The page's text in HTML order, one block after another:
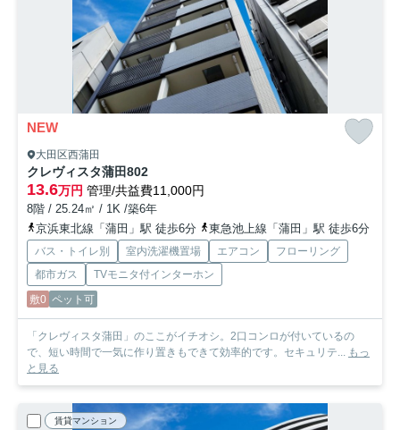
NEW
大田区西蒲田
クレヴィスタ蒲田802
13.6万円 管理/共益費11,000円
8階 / 25.24㎡ / 1K /築6年
京浜東北線「蒲田」駅 徒歩6分
東急池上線「蒲田」駅 徒歩6分
バス・トイレ別 室内洗濯機置場 エアコン
フローリング
都市ガス
TVモニタ付インターホン
敷0 ペット可
「クレヴィスタ蒲田」のここがイチオシ。2口コンロが付いているの
で、短い時間で一気に作り置きもできて効率的です。セキュリテ... もっ
と見る
賃貸マンション